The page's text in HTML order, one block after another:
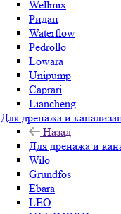
Wellmix
Ридан
Waterflow
Pedrollo
Lowara
Unipump
Caprari
Liancheng
Для дренажа и
Назад
Для дренажа и
Wilo
Grundfos
Ebara
LEO